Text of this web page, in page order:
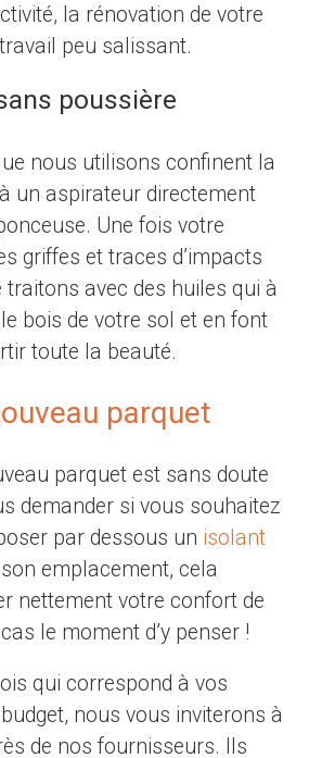
la rénovation de votre
peu salissant.
poussière
nous utilisons confinent la
un aspirateur directement
Une fois votre
griffes et traces d’impacts
traitons avec des huiles qui à
bois de votre sol et en font
toute la beauté.
parquet
parquet est sans doute
demander si vous souhaitez
par dessous un isolant
emplacement, cela
nettement votre confort de
le moment d’y penser !
qui correspond à vos
nous vous inviterons à
de nos fournisseurs. Ils